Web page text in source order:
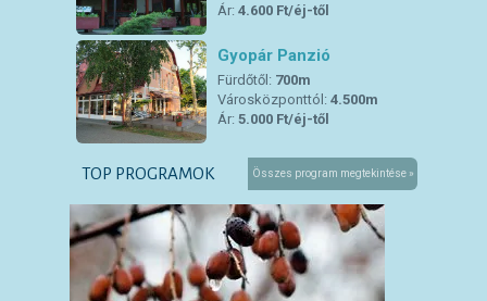
Ár: 4.600 Ft/éj-től
Gyopár Panzió
Fürdőtől: 700m
Városközponttól: 4.500m
Ár: 5.000 Ft/éj-től
TOP PROGRAMOK Összes program megtekintése »